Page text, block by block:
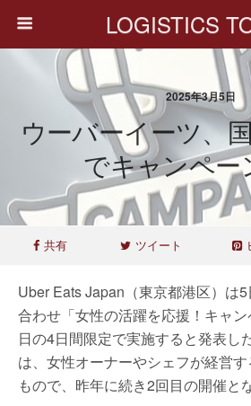
LOGISTICS
2025年3月5日
ウーバーイーツ、
でキャンペー
共有 ツイート
Uber Eats Japan（東京都港区）は
合わせ「女性の活躍を応援！キャ
日の4日間限定で実施すると発表し
は、女性オーナーやシェフが経営
もので、昨年に続き2回目の開催とな